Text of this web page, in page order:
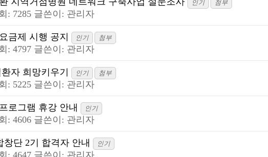
인기 첨부
: 7285 글쓴이: 관리자
금제 시행 공지 인기 첨부
: 4797 글쓴이: 관리자
자 희망키우기 인기 첨부
: 5225 글쓴이: 관리자
로그램 휴강 안내 인기
: 4606 글쓴이: 관리자
창단 2기 합격자 안내 인기
: 4647 글쓴이: 관리자